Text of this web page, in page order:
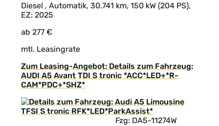
Diesel , Automatik, 30.741 km, 150 kW (204 PS),
EZ: 2025
ab 277 €
mtl. Leasingrate
Zum Leasing-Angebot: Details zum Fahrzeug:
AUDI A5 Avant TDI S tronic *ACC*LED+*R-
CAM*PDC+*SHZ*
Fzg: DA5-11274W